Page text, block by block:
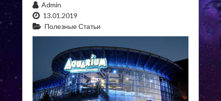
Admin
13.01.2019
Полезные Статьи